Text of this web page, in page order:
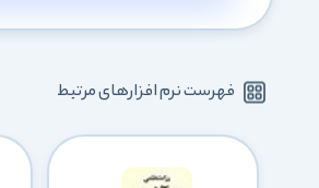
فهرست نرم افزارهای مرتبط